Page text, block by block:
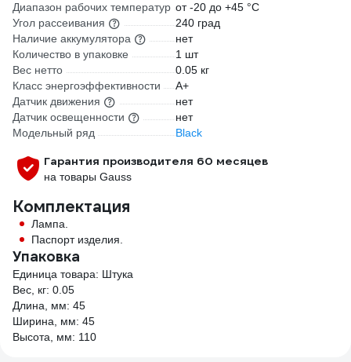
Диапазон рабочих температур от -20 до +45 °С
Угол рассеивания
240 град
Наличие аккумулятора
нет
Количество в упаковке
1 шт
Вес нетто
0.05 кг
Класс энергоэффективности
A+
Датчик движения
нет
Датчик освещенности
нет
Модельный ряд
Black
Гарантия производителя 60 месяцев
на товары Gauss
Комплектация
Лампа.
Паспорт изделия.
Упаковка
Единица товара: Штука
Вес, кг: 0.05
Длина, мм: 45
Ширина, мм: 45
Высота, мм: 110